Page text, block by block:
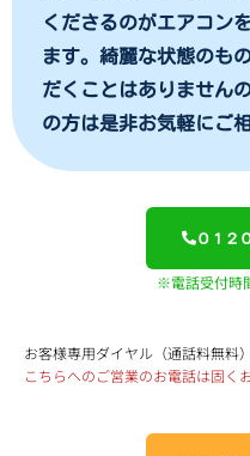
くださるのがエアコン
ます。綺麗な状態のも
だくことはありません
の方は是非お気軽にご
０１２
※電話受付時
お客様専用ダイヤル（通話料無料
こちらへのご営業のお電話は固く